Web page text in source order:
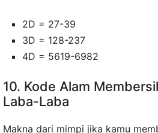
2D = 27-39
3D = 128-237
4D = 5619-6982
10. Kode Alam
Laba-Laba
Makna dari mimpi jika kamu